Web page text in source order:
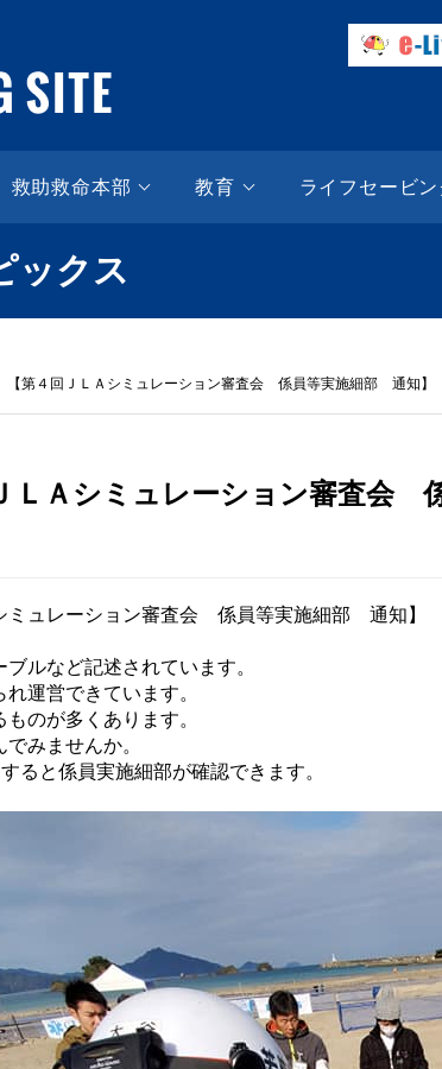
LIFESAVING SITE | 日本ライフセー
救助救命本部 教育 ライフセービ
ックス
【第４回ＪＬＡシミュレーション審査会 係員等実施細部 通知】
ＬＡシミュレーション審査会
ミュレーション審査会 係員等実施細部 通知】
ルなど記述されています。
運営できています。
のが多くあります。
みませんか。
ると係員実施細部が確認できます。